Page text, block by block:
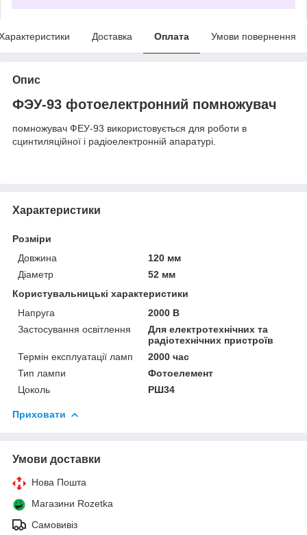
Доставка Оплата Умови повернення
Опис
ФЭУ-93 фотоелектронний помножувач
помножувач ФЕУ-93 використовується для роботи в
сцинтиляційної і радіоелектронній апаратурі.
Характеристики
Розміри
Довжина
120 мм
Діаметр
52 мм
Користувальницькі характеристики
Напруга
2000 В
Застосування освітлення
Для електротехнічних та
радіотехнічних пристроїв
Термін експлуатації ламп
2000 час
Тип лампи
Фотоелемент
Цоколь
РШ34
Приховати
Умови доставки
Нова Пошта
Магазини Rozetka
Самовивіз